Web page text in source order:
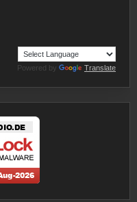
Powered by Translate